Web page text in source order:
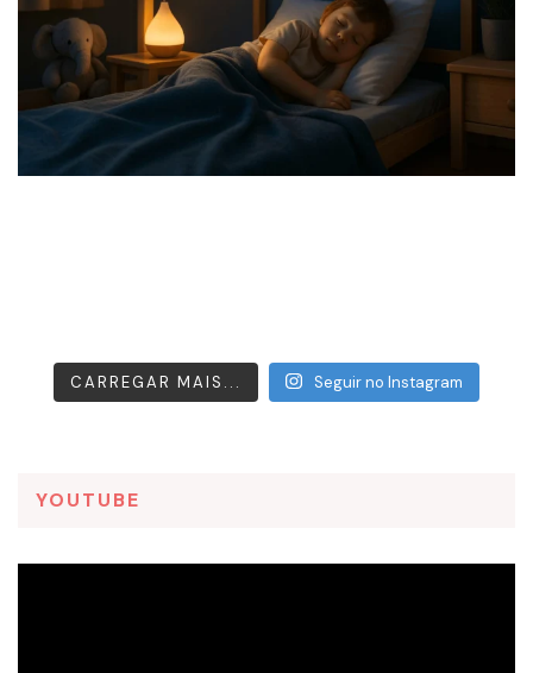
CARREGAR MAIS... Seguir no Instagram
YOUTUBE